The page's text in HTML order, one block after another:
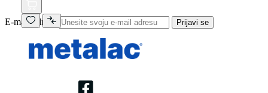
E-mail adresa Prijavi se